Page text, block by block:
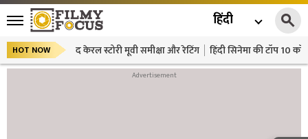
हिंदी
HOT NOW द केरल स्टोरी मूवी समीक्षा और रेटिंग हिंदी सिनेमा की टॉप 10